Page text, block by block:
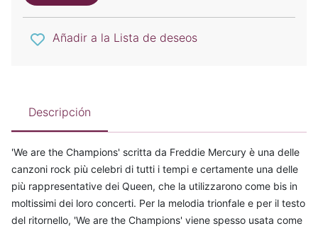
Añadir a la Lista de deseos
Descripción
'We are the Champions' scritta da Freddie Mercury è una delle
canzoni rock più celebri di tutti i tempi e certamente una delle
più rappresentative dei Queen, che la utilizzarono come bis in
moltissimi dei loro concerti. Per la melodia trionfale e per il testo
del ritornello, 'We are the Champions' viene spesso usata come